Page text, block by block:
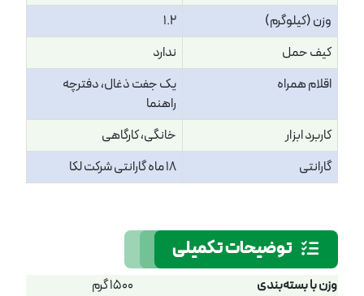
وزن (کیلوگرم)
1.2
کیف حمل
ندارد
اقلام همراه
یک جفت ذغال، دفترچه
راهنما
کاربرد ابزار
خانگی، کارگاهی
گارانتی
18 ماه گارانتی شرکت لکا
توضیحات تکمیلی
وزن با بسته‌بندی 1500 گرم